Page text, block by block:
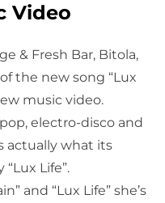
Video
& Fresh Bar, Bitola,
the new song “Lux
music video.
electro-disco and
actually what its
Life”.
and “Lux Life” she’s